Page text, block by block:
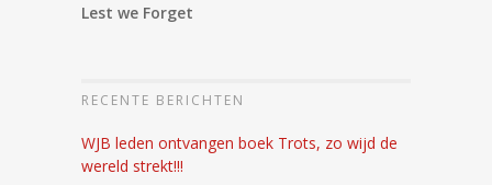
Lest we Forget
RECENTE BERICHTEN
WJB leden ontvangen boek Trots, zo wijd de
wereld strekt!!!